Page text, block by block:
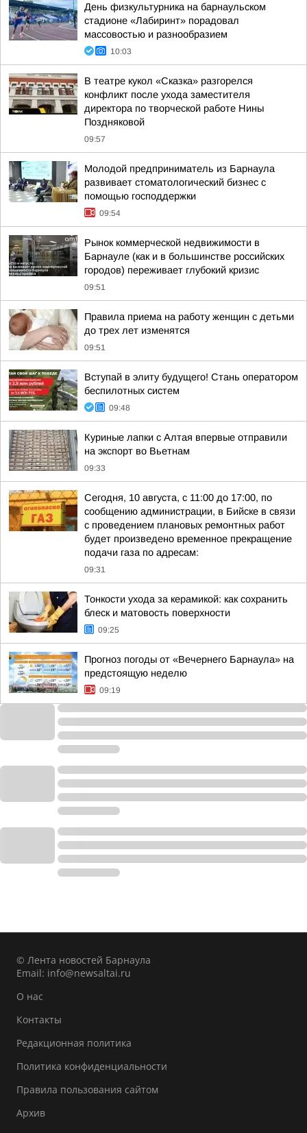
День физкультурника на барнаульском
стадионе «Лабиринт» порадовал
массовостью и разнообразием
10:03
В театре кукол «Сказка» разгорелся
конфликт после ухода заместителя
директора по творческой работе Нины
Поздняковой
09:57
Молодой предприниматель из Барнаула
развивает стоматологический бизнес с
помощью господдержки
09:54
Рынок коммерческой недвижимости в
Барнауле (как и в большинстве российских
городов) переживает глубокий кризис
09:51
Правила приема на работу женщин с детьми
до трех лет изменятся
09:51
Вступай в элиту будущего! Стань оператором
беспилотных систем
09:48
Куриные лапки с Алтая впервые отправили
на экспорт во Вьетнам
09:33
Сегодня, 10 августа, с 11:00 до 17:00, по
сообщению администрации, в Бийске в связи
с проведением плановых ремонтных работ
будет произведено временное прекращение
подачи газа по адресам:
09:31
Тонкости ухода за керамикой: как сохранить
блеск и матовость поверхности
09:25
Прогноз погоды от «Вечернего Барнаула» на
предстоящую неделю
09:19
© Лента новостей Барнаула
Email: info@newsaltai.ru
О нас
Контакты
Редакционная политика
Политика конфиденциальности
Правила пользования сайтом
Архив